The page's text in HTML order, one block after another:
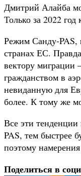
Дмитрий Алайба
Только за 2022
Режим Санду-PAS,
странах ЕС.
вектору миграции
гражданством в
невиданную для
более. К тому же
Все эти тенденции
PAS, тем быстрее
поэтому
Поделиться в